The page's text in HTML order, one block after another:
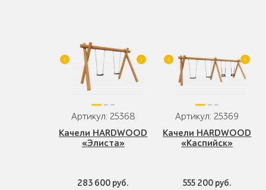
Артикул: 25368
Качели HARDWOOD
«Элиста»
283 600 руб.
Артикул: 25369
Качели HARDWOOD
«Каспийск»
555 200 руб.